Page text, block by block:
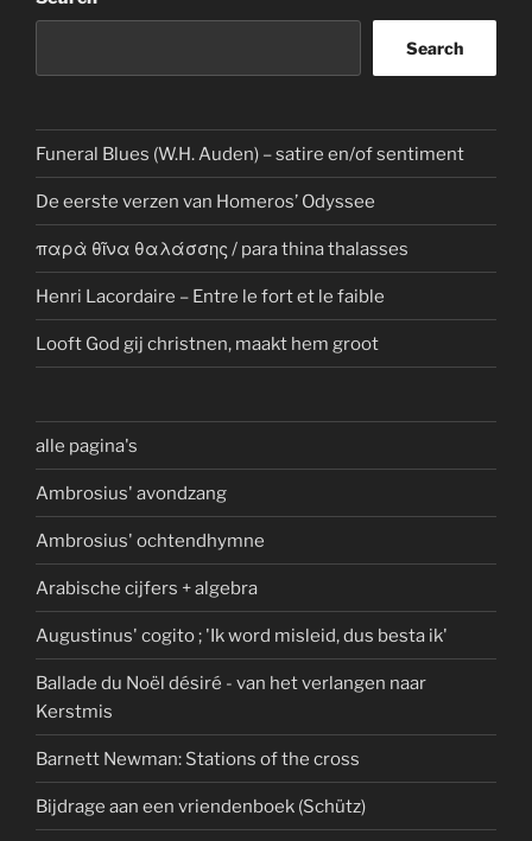
Search
Funeral Blues (W.H. Auden) – satire en/of sentiment
De eerste verzen van Homeros’ Odyssee
παρὰ θῖνα θαλάσσης / para thina thalasses
Henri Lacordaire – Entre le fort et le faible
Looft God gij christnen, maakt hem groot
alle pagina's
Ambrosius' avondzang
Ambrosius' ochtendhymne
Arabische cijfers + algebra
Augustinus' cogito ; 'Ik word misleid, dus besta ik'
Ballade du Noël désiré - van het verlangen naar
Kerstmis
Barnett Newman: Stations of the cross
Bijdrage aan een vriendenboek (Schütz)